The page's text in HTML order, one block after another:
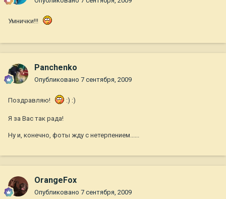
Умнички!!!
Panchenko
Опубликовано 7 сентября, 2009
Поздравляю! :) :)
Я за Вас так рада!
Ну и, конечно, фоты жду с нетерпением......
OrangeFox
Опубликовано 7 сентября, 2009